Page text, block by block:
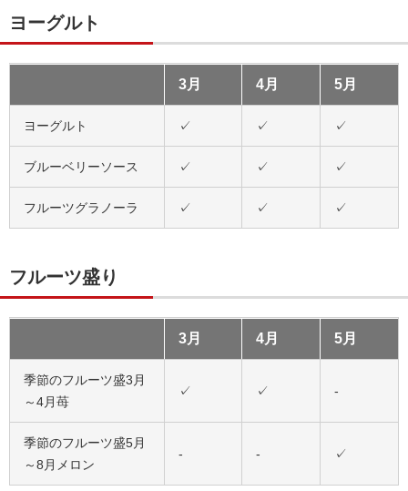
ヨーグルト
3月 4月 5月
ヨーグルト ✓ ✓ ✓
ブルーベリーソース ✓ ✓ ✓
フルーツグラノーラ ✓ ✓ ✓
フルーツ盛り
3月 4月 5月
季節のフルーツ盛3月
～4月苺
✓ ✓ -
季節のフルーツ盛5月
～8月メロン
- - ✓